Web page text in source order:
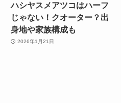
ハシヤスメアツコはハーフ
じゃない！クオーター？出
身地や家族構成も
2026年1月21日